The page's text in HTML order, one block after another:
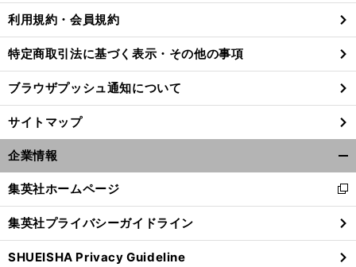
利用規約・会員規約
特定商取引法に基づく表示・その他の事項
ブラウザプッシュ通知について
サイトマップ
企業情報
閉
る
集英社ホームページ
新
し
い
ウ
ィ
集英社プライバシーガイドライン
SHUEISHA Privacy Guideline